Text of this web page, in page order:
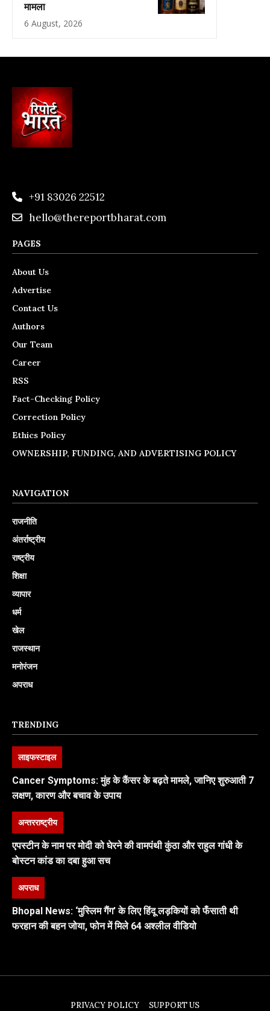
मामला
6 August, 2026
+91 83026 22512
hello@thereportbharat.com
PAGES
About Us
Advertise
Contact Us
Authors
Our Team
Career
RSS
Fact-Checking Policy
Correction Policy
Ethics Policy
OWNERSHIP, FUNDING, AND ADVERTISING POLICY
NAVIGATION
राजनीति
अंतर्राष्ट्रीय
राष्ट्रीय
शिक्षा
व्यापार
धर्म
खेल
राजस्थान
मनोरंजन
अपराध
TRENDING
लाइफस्टाइल
Cancer Symptoms: मुंह के कैंसर के बढ़ते मामले, जानिए शुरुआती 7
लक्षण, कारण और बचाव के उपाय
अन्तरराष्ट्रीय
एपस्टीन के नाम पर मोदी को घेरने की वामपंथी कुंठा और राहुल गांधी के
बोस्टन कांड का दबा हुआ सच
अपराध
Bhopal News: ‘मुस्लिम गैंग’ के लिए हिंदू लड़कियों को फँसाती थी
फरहान की बहन जोया, फोन में मिले 64 अश्लील वीडियो
PRIVACY POLICY SUPPORT US